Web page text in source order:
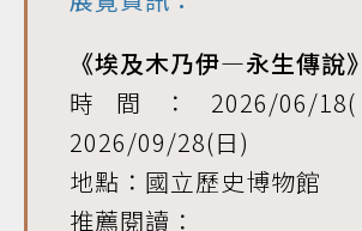
《埃及木乃伊—永生傳說》
時間：2026/06/
2026/09/28(日)
地點：國立歷史博物館
推薦閱讀：